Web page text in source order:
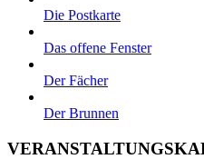
Die Postkarte
Das offene Fenster
Der Fächer
Der Brunnen